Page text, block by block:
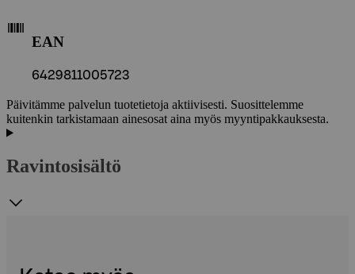
EAN
6429811005723
Päivitämme palvelun tuotetietoja aktiivisesti. Suosittelemme
kuitenkin tarkistamaan ainesosat aina myös myyntipakkauksesta.
Ravintosisältö